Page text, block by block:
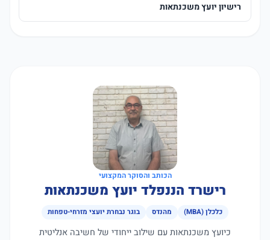
רישיון יועץ משכנתאות
הכותב והסוקר המקצועי
רישרד הננפלד יועץ משכנתאות
כלכלן (MBA) מהנדס בוגר נבחרת יועצי מזרחי-טפחות
כיועץ משכנתאות עם שילוב ייחודי של חשיבה אנליטית